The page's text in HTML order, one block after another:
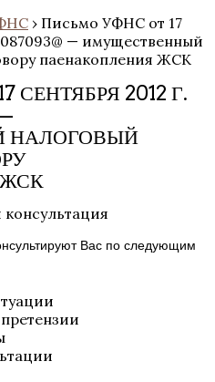
› Письмо УФНС от 17
— имущественный
паенакопления ЖСК
СЕНТЯБРЯ 2012 Г.
НАЛОГОВЫЙ
Вас по следующим